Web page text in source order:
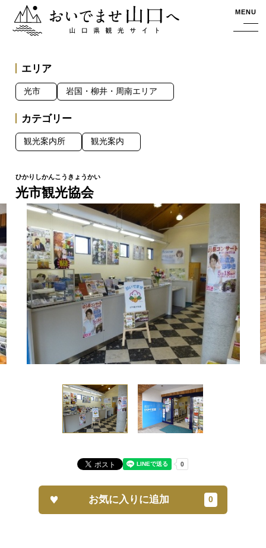
おいでませ山口へー山口県観光サイト MENU
光市観光協会
お気に入りに追加
エリア
光市 岩国・柳井・周南エリア
カテゴリー
観光案内所 観光案内